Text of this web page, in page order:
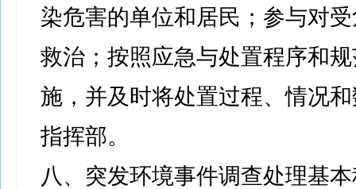
染危害的单位和居民；参与对
救治；按照应急与处置程序和
施，并及时将处置过程、情况
指挥部。
八、突发环境事件调查处理基